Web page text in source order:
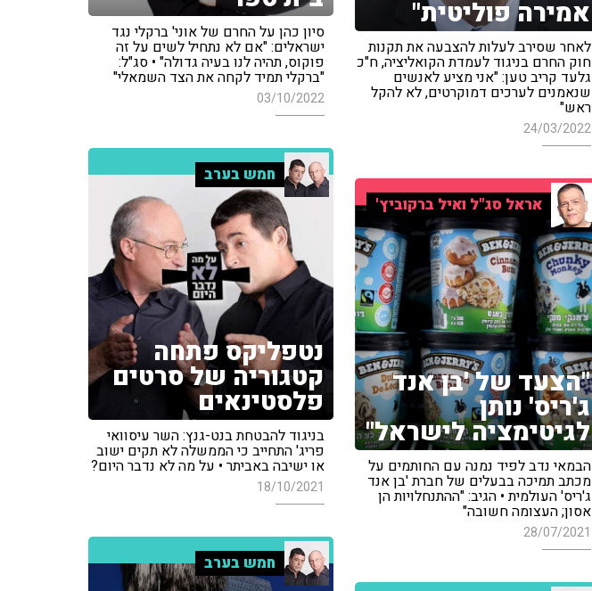
סיון כהן על החרם של אוני' ברקלי נגד
ישראלים: "אם לא נתחיל לשים על זה
פוקוס, תהיה לנו בעיה גדולה" • סג"ל:
"ברקלי תמיד לקחה את הצד השמאלי"
03/10/2022
אמירה פוליטית"
לאחר שסירב לעלות להצבעה את תקנות
חוק החרם בניגוד לעמדת הקואליציה, ח"כ
גלעד קריב טען: "אני מציע לאנשים
שנאמנים לערכים דמוקרטים, לא להקל
ראש"
24/03/2022
חמש בערב
נטפליקס פתחה
קטגוריה של סרטים
פלסטינאים
בניגוד להבטחת בנט-גנץ: השר עיסוואי
פריג' התחייב כי הממשלה לא תקים ישוב
או ישיבה באביתר • על מה לא נדבר היום?
18/10/2021
אראל סג"ל ואיל ברקוביץ'
"הצעד של 'בן אנד
ג'ריס' נותן
לגיטימציה לישראל"
הבמאי נדב לפיד נמנה עם החותמים על
מכתב תמיכה בבעלים של חברת 'בן אנד
ג'ריס' העולמית • הגיב: "ההתנחלויות הן
אסון; העצומה חשובה"
28/07/2021
חמש בערב